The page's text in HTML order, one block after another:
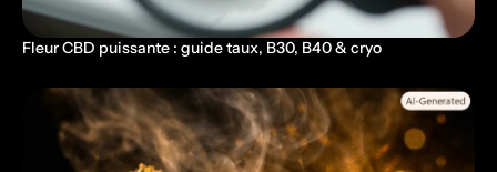
Fleur CBD puissante : guide taux, B30, B40 & cryo